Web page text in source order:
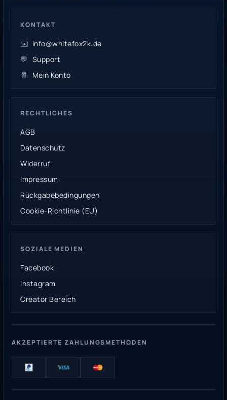
KONTAKT
✉️ info@whitefox2k.de
💬 Support
🧾
Mein Konto
RECHTLICHES
AGB
Datenschutz
Widerruf
Impressum
Rückgabebedingungen
Cookie-Richtlinie (EU)
SOZIALE MEDIEN
Facebook
Instagram
Creator Bereich
AKZEPTIERTE ZAHLUNGSMETHODEN